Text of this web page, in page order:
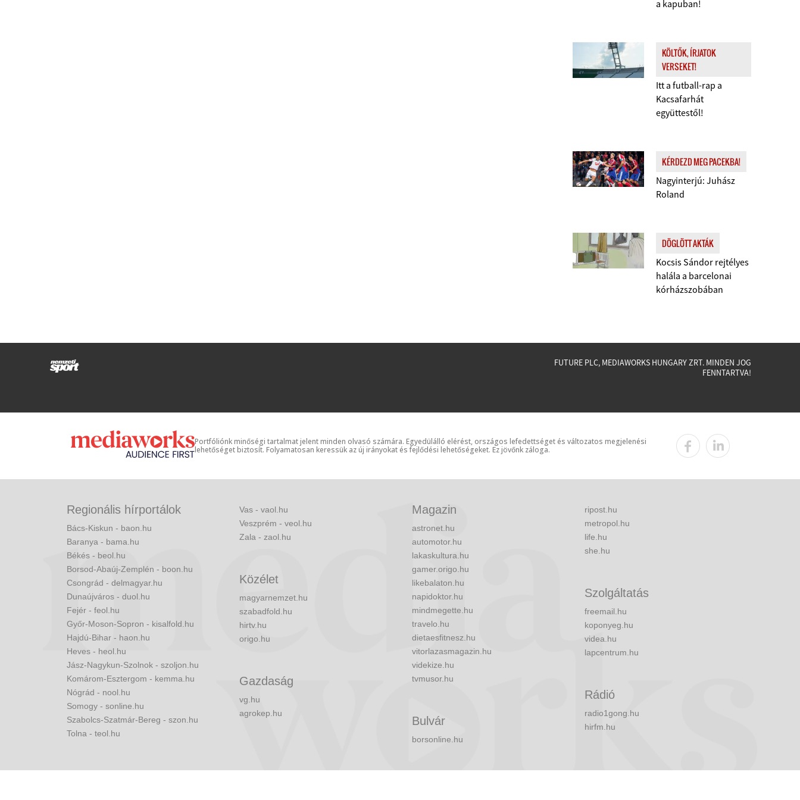
a kapuban!
KÖLTŐK, ÍRJATOK
VERSEKET!
Itt a futball-rap a
Kacsafarhát
együttestől!
KÉRDEZD MEG PACEKBA!
Nagyinterjú: Juhász
Roland
DÖGLÖTT AKTÁK
Kocsis Sándor rejtélyes
halála a barcelonai
kórházszobában
FUTURE PLC, MEDIAWORKS HUNGARY ZRT. MINDEN JOG
FENNTARTVA!
Portfóliónk minőségi tartalmat jelent minden olvasó számára. Egyedülálló elérést, országos lefedettséget és változatos megjelenési
lehetőséget biztosít. Folyamatosan keressük az új irányokat és fejlődési lehetőségeket. Ez jövőnk záloga.
Regionális hírportálok
Bács-Kiskun - baon.hu
Baranya - bama.hu
Békés - beol.hu
Borsod-Abaúj-Zemplén - boon.hu
Csongrád - delmagyar.hu
Dunaújváros - duol.hu
Fejér - feol.hu
Győr-Moson-Sopron - kisalfold.hu
Hajdú-Bihar - haon.hu
Heves - heol.hu
Jász-Nagykun-Szolnok - szoljon.hu
Komárom-Esztergom - kemma.hu
Nógrád - nool.hu
Somogy - sonline.hu
Szabolcs-Szatmár-Bereg - szon.hu
Tolna - teol.hu
Vas - vaol.hu
Veszprém - veol.hu
Zala - zaol.hu
Közélet
magyarnemzet.hu
szabadfold.hu
hirtv.hu
origo.hu
Gazdaság
vg.hu
agrokep.hu
Magazin
astronet.hu
automotor.hu
lakaskultura.hu
gamer.origo.hu
likebalaton.hu
napidoktor.hu
mindmegette.hu
travelo.hu
dietaesfitnesz.hu
vitorlazasmagazin.hu
videkize.hu
tvmusor.hu
Bulvár
borsonline.hu
ripost.hu
metropol.hu
life.hu
she.hu
Szolgáltatás
freemail.hu
koponyeg.hu
videa.hu
lapcentrum.hu
Rádió
radio1gong.hu
hirfm.hu